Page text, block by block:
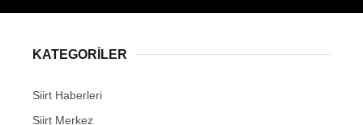
KATEGORİLER
Siirt Haberleri
Siirt Merkez